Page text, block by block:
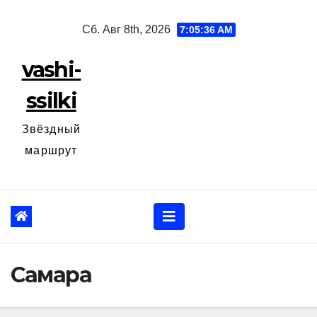
Сб. Авг 8th, 2026 7:05:38 AM
vashi-
ssilki
Звёздный
маршрут
Самара